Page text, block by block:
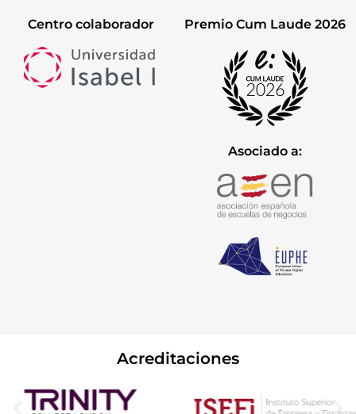
Centro colaborador Premio Cum Laude 2026
Asociado a:
Acreditaciones